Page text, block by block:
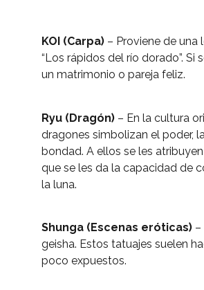
KOI (Carpa) – Proviene de una
“Los rápidos del río dorado”. Si
un matrimonio o pareja feliz.
Ryu (Dragón) – En la cultura
dragones simbolizan el poder,
bondad. A ellos se les
que se les da la capacidad de
la luna.
Shunga (Escenas eróticas) –
geisha. Estos tatuajes suelen
poco expuestos.